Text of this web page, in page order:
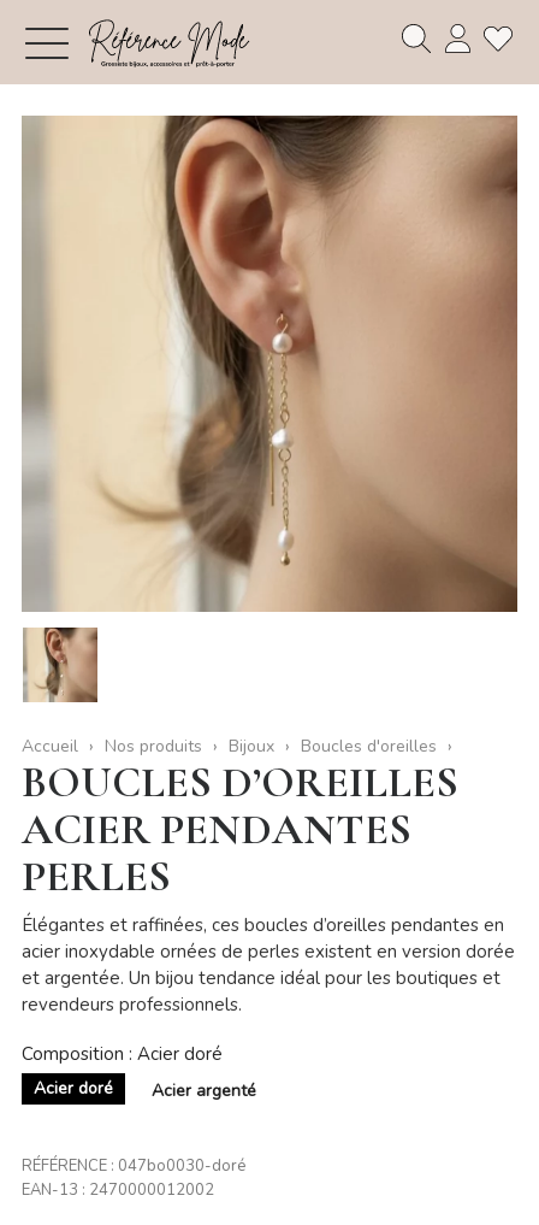
Accueil Nos produits Bijoux Boucles d'oreilles
BOUCLES D’OREILLES
ACIER PENDANTES
PERLES
Élégantes et raffinées, ces boucles d’oreilles pendantes en
acier inoxydable ornées de perles existent en version dorée
et argentée. Un bijou tendance idéal pour les boutiques et
revendeurs professionnels.
Composition : Acier doré
Acier doré Acier argenté
RÉFÉRENCE : 047bo0030-doré
EAN-13 : 2470000012002